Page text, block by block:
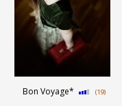
Bon Voyage* (19)